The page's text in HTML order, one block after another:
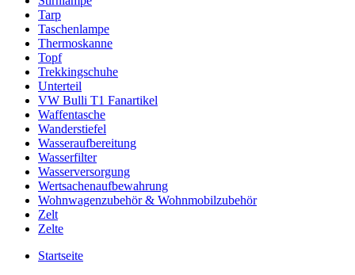
Tarp
Taschenlampe
Thermoskanne
Topf
Trekkingschuhe
Unterteil
VW Bulli T1 Fanartikel
Waffentasche
Wanderstiefel
Wasseraufbereitung
Wasserfilter
Wasserversorgung
Wertsachenaufbewahrung
Wohnwagenzubehör & Wohnmobilzubehör
Zelt
Zelte
Startseite